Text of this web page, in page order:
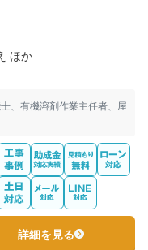
ほか
、有機溶剤作業主任者、屋
詳細を見る